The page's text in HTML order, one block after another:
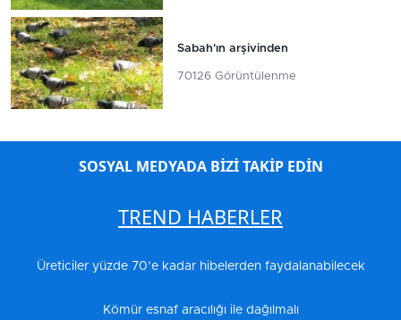
Sabah'ın arşivinden
70126 Görüntülenme
SOSYAL MEDYADA BİZİ TAKİP EDİN
TREND HABERLER
Üreticiler yüzde 70’e kadar hibelerden faydalanabilecek
Kömür esnaf aracılığı ile dağılmalı